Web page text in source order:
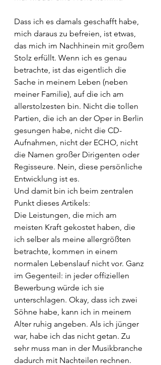
Dass ich es damals geschafft habe,
mich daraus zu befreien, ist etwas,
das mich im Nachhinein mit großem
Stolz erfüllt. Wenn ich es genau
betrachte, ist das eigentlich die
Sache in meinem Leben (neben
meiner Familie), auf die ich am
allerstolzesten bin. Nicht die tollen
Partien, die ich an der Oper in Berlin
gesungen habe, nicht die CD-
Aufnahmen, nicht der ECHO, nicht
die Namen großer Dirigenten oder
Regisseure. Nein, diese persönliche
Entwicklung ist es.
Und damit bin ich beim zentralen
Punkt dieses Artikels:
Die Leistungen, die mich am
meisten Kraft gekostet haben, die
ich selber als meine allergrößten
betrachte, kommen in einem
normalen Lebenslauf nicht vor. Ganz
im Gegenteil: in jeder offiziellen
Bewerbung würde ich sie
unterschlagen. Okay, dass ich zwei
Söhne habe, kann ich in meinem
Alter ruhig angeben. Als ich jünger
war, habe ich das nicht getan. Zu
sehr muss man in der Musikbranche
dadurch mit Nachteilen rechnen.